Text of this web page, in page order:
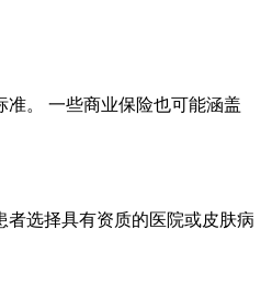
准。 一些商业保险也可能涵盖
选择具有资质的医院或皮肤病